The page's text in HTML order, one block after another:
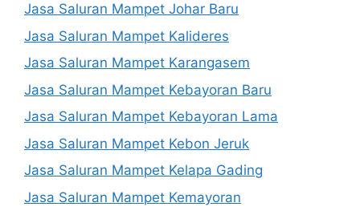
Jasa Saluran Mampet Johar Baru
Jasa Saluran Mampet Kalideres
Jasa Saluran Mampet Karangasem
Jasa Saluran Mampet Kebayoran Baru
Jasa Saluran Mampet Kebayoran Lama
Jasa Saluran Mampet Kebon Jeruk
Jasa Saluran Mampet Kelapa Gading
Jasa Saluran Mampet Kemayoran